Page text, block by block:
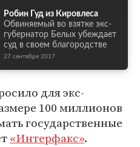
Робин Гуд из Кировлеса
Обвиняемый во взятке экс-
губернатор Белых убеждает
суд в своем благородстве
27 сентября 2017
для экс-
100 миллионов
государственные
«Интерфакс».